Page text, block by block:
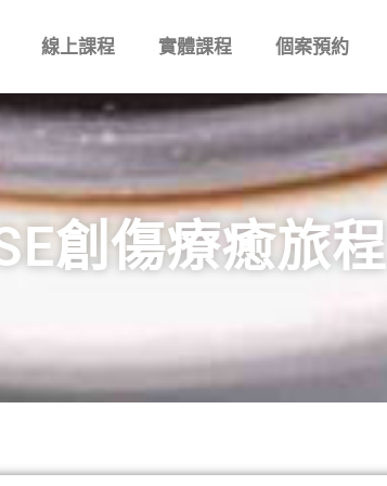
線上課程 實體課程 個案預約
創傷療癒旅程